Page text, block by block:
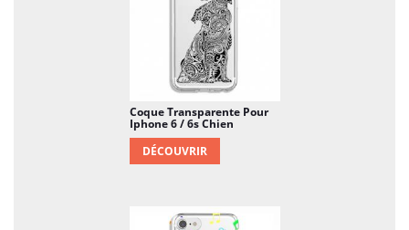
Coque Transparente Pour
Iphone 6 / 6s Chien
DÉCOUVRIR